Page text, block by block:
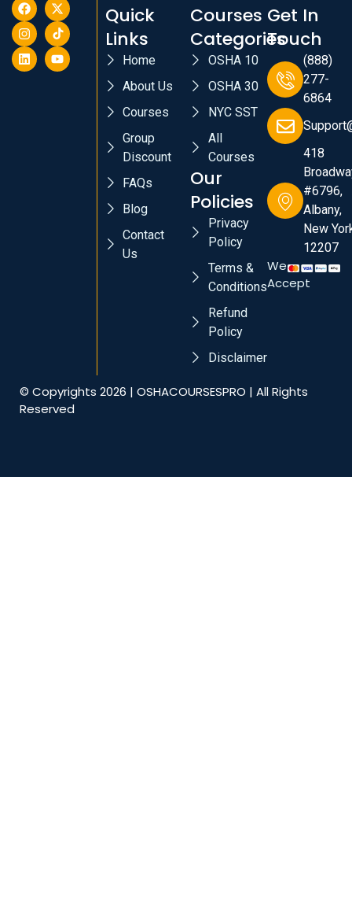
Quick
Links
Home
About Us
Courses
Group
Discount
FAQs
Blog
Contact
Us
Courses
Categories
OSHA 10
OSHA 30
NYC SST
All
Courses
Our
Policies
Privacy
Policy
Terms &
Conditions
Refund
Policy
Disclaimer
Get In
Touch
(888)
277-
6864
418
#6796,
Albany,
New
12207
We
Accept
© Copyrights 2026 | OSHACOURSESPRO | All Rights
Reserved